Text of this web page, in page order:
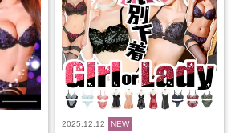
2025.12.12 NEW